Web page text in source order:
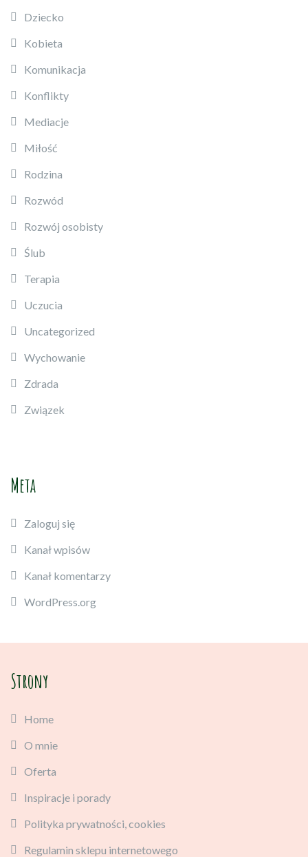
Dziecko
Kobieta
Komunikacja
Konflikty
Mediacje
Miłość
Rodzina
Rozwód
Rozwój osobisty
Ślub
Terapia
Uczucia
Uncategorized
Wychowanie
Zdrada
Związek
Meta
Zaloguj się
Kanał wpisów
Kanał komentarzy
WordPress.org
Strony
Home
O mnie
Oferta
Inspiracje i porady
Polityka prywatności, cookies
Regulamin sklepu internetowego